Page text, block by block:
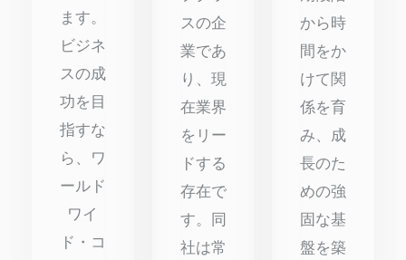
ます。
ビジネ
スの成
功を目
指すな
ら、ワ
ールド
ワイ
ド・コ
スの企
業であ
り、現
在業界
をリー
ドする
存在で
す。同
社は常
から時
間をか
けて関
係を育
み、成
長のた
めの強
固な基
盤を築